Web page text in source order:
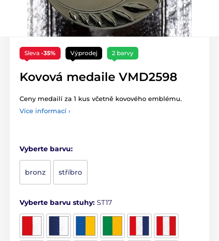
Sleva -35% Výprodej 2 barvy
Kovová medaile VMD2598
Ceny medailí za 1 kus včetně kovového emblému.
Více informací ›
Vyberte barvu:
bronz stříbro
Vyberte barvu stuhy: ST17